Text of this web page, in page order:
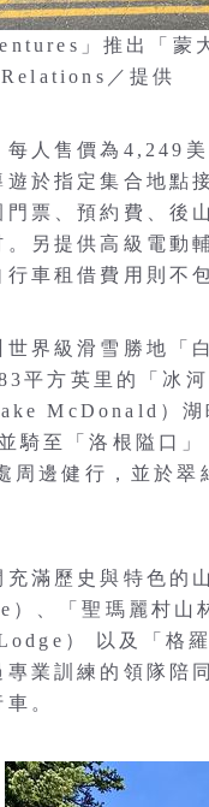
」推出「蒙
／提供
每人售價為4,249
於指定集合地點
票、預約費、後
。另提供高級電動
車租借費用則不
世界級滑雪勝地「
平方英里的「冰
McDonald）
騎至「洛根隘口
周邊健行，並於
充滿歷史與特色的
、「聖瑪麗村山
） 以及「格
專業訓練的領隊陪
。